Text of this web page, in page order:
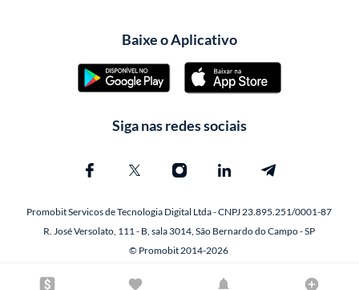
Baixe o Aplicativo
Siga nas redes sociais
Promobit Servicos de Tecnologia Digital Ltda - CNPJ 23.895.251/0001-87
R. José Versolato, 111 - B, sala 3014, São Bernardo do Campo - SP
© Promobit 2014-2026